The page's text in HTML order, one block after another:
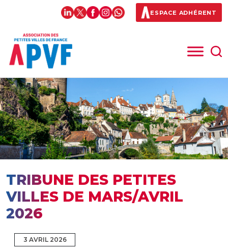
ESPACE ADHÉRENT
TRIBUNE DES PETITES
VILLES DE MARS/AVRIL
2026
3 AVRIL 2026